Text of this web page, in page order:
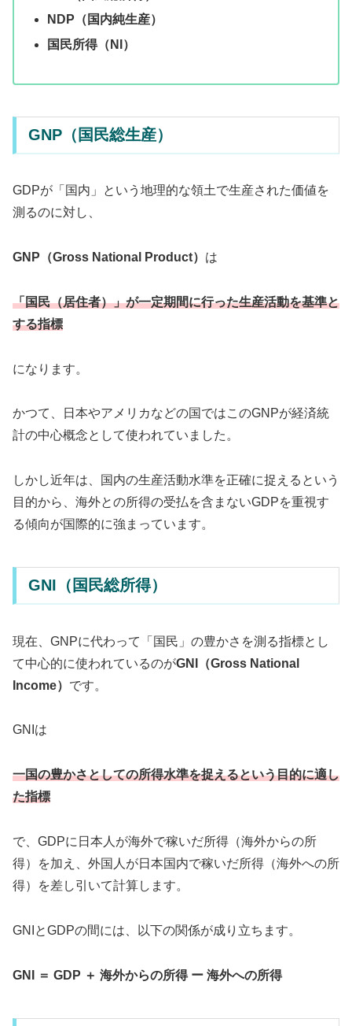
NDP（国内純生産）
国民所得（NI）
GNP（国民総生産）
GDPが「国内」という地理的な領土で生産された価値を
測るのに対し、
GNP（Gross National Product） は
「国民（居住者）」が一定期間に行った生産活動を基準と
する指標
になります。
かつて、日本やアメリカなどの国ではこのGNPが経済統
計の中心概念として使われていました。
しかし近年は、国内の生産活動水準を正確に捉えるという
目的から、海外との所得の受払を含まないGDPを重視す
る傾向が国際的に強まっています。
GNI（国民総所得）
現在、GNPに代わって「国民」の豊かさを測る指標とし
て中心的に使われているのがGNI（Gross National
Income） です。
GNIは
一国の豊かさとしての所得水準を捉えるという目的に適し
た指標
で、GDPに日本人が海外で稼いだ所得（海外からの所
得）を加え、外国人が日本国内で稼いだ所得（海外への所
得）を差し引いて計算します。
GNIとGDPの間には、以下の関係が成り立ちます。
GNI ＝ GDP ＋ 海外からの所得 ー 海外への所得